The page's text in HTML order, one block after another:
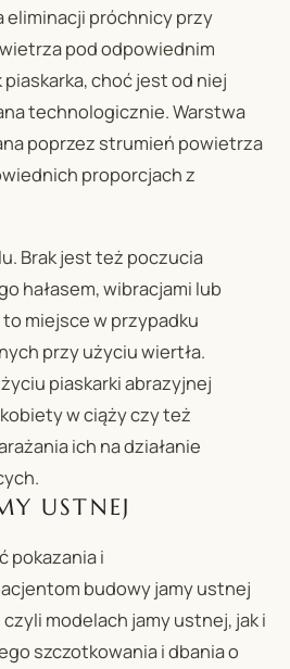
eliminacji próchnicy przy
pod odpowiednim
piaskarka, choć jest od niej
technologicznie. Warstwa
poprzez strumień powietrza
proporcjach z
Brak jest też poczucia
hałasem, wibracjami lub
miejsce w przypadku
przy użyciu wiertła.
piaskarki abrazyjnej
w ciąży czy też
ich na działanie
USTNEJ
pokazania i
budowy jamy ustnej
modelach jamy ustnej, jak i
szczotkowania i dbania o